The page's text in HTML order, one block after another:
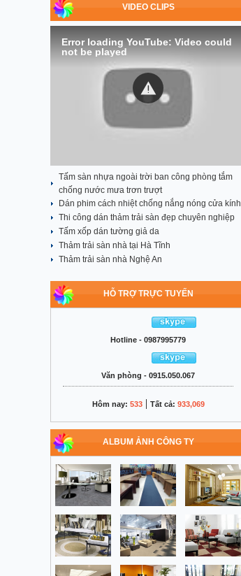
VIDEO CLIPS
Error loading YouTube: Video could
not be played
Tấm sàn nhựa ngoài trời ban công phòng tắm
chống nước mưa trơn trượt
Dán phim cách nhiệt chống nắng nóng cửa kính
Thi công dán thảm trải sàn đẹp chuyên nghiệp
Tấm xốp dán tường giả da
Thảm trải sàn nhà tại Hà Tĩnh
Thảm trải sàn nhà Nghệ An
HỖ TRỢ TRỰC TUYẾN
Hotline - 0987995779
Văn phòng - 0915.050.067
Hôm nay: 533| Tất cả: 933,069
ALBUM ẢNH CÔNG TY